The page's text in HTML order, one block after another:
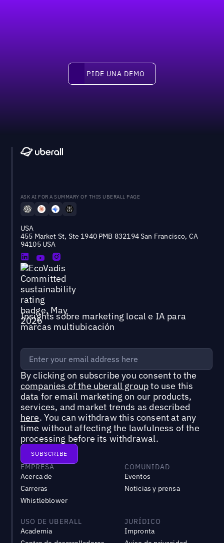
pide una demo
PIDE UNA DEMO
ASK AI FOR A SUMMARY OF THIS UBERALL PAGE
USA
455 Market St, Ste 1940 PMB 832194 San Francisco, CA
94105 USA
Insights sobre marketing local e IA para
marcas multiubicación
By clicking on subscribe you consent to the
companies of the uberall groupto use this
data for email marketing on our products,
services, and market trends as described
here. You can withdraw this consent at any
time without affecting the lawfulness of the
processing before its withdrawal.
EMPRESA
Acerca de
Carreras
Whistleblower
COMUNIDAD
Eventos
Noticias y prensa
USO DE UBERALL
Academia
JURÍDICO
Impronta